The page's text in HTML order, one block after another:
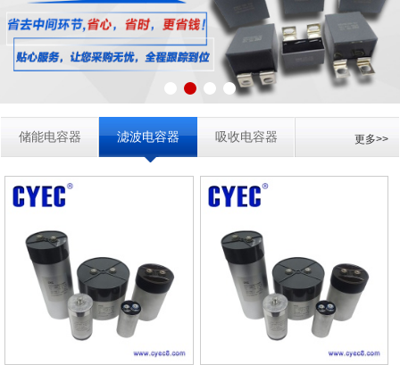
储能电容器 滤波电容器 吸收电容器 更多>>